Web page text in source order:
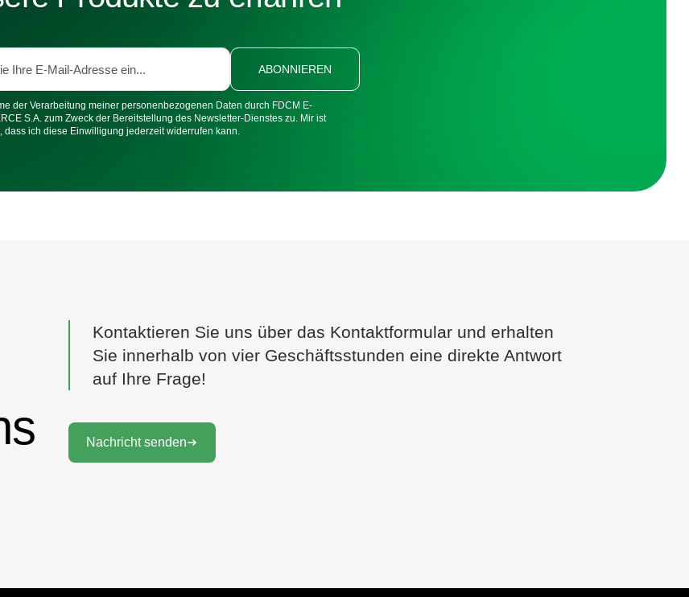
der Verarbeitung meiner personenbezogenen Daten durch FDCM E-
S.A. zum Zweck der Bereitstellung des Newsletter-Dienstes zu. Mir ist
dass ich diese Einwilligung jederzeit widerrufen kann.
ABONNIEREN
Kontaktieren Sie uns über das Kontaktformular und erhalten
Sie innerhalb von vier Geschäftsstunden eine direkte Antwort
auf Ihre Frage!
Nachricht senden